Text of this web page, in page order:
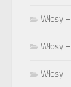
Włosy
Włosy
Włosy